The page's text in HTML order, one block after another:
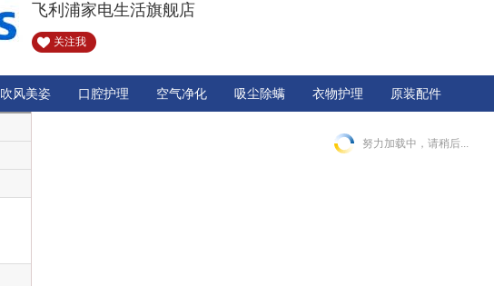
飞利浦家电生活旗舰店
关注我
吹风美姿 口腔护理 空气净化 吸尘除螨 衣物护理 原装配件
努力加载中，请稍后...